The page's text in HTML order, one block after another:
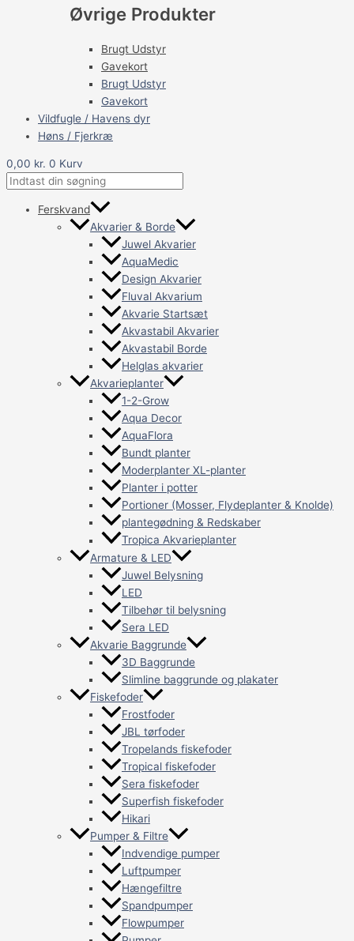
Øvrige Produkter
Brugt Udstyr
Gavekort
Brugt Udstyr
Gavekort
Vildfugle / Havens dyr
Høns / Fjerkræ
0,00 kr. 0 Kurv
Ferskvand
Akvarier & Borde
Juwel Akvarier
AquaMedic
Design Akvarier
Fluval Akvarium
Akvarie Startsæt
Akvastabil Akvarier
Akvastabil Borde
Helglas akvarier
Akvarieplanter
1-2-Grow
Aqua Decor
AquaFlora
Bundt planter
Moderplanter XL-planter
Planter i potter
Portioner (Mosser, Flydeplanter & Knolde)
plantegødning & Redskaber
Tropica Akvarieplanter
Armature & LED
Juwel Belysning
LED
Tilbehør til belysning
Sera LED
Akvarie Baggrunde
3D Baggrunde
Slimline baggrunde og plakater
Fiskefoder
Frostfoder
JBL tørfoder
Tropelands fiskefoder
Tropical fiskefoder
Sera fiskefoder
Superfish fiskefoder
Hikari
Pumper & Filtre
Indvendige pumper
Luftpumper
Hængefiltre
Spandpumper
Flowpumper